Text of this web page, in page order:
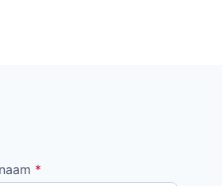
*